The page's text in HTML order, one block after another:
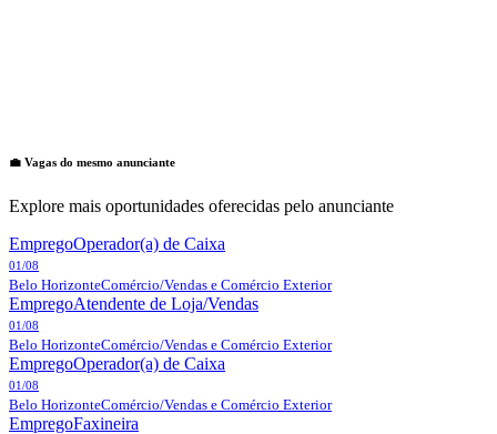
💼 Vagas do mesmo anunciante
Explore mais oportunidades oferecidas pelo anunciante
EmpregoOperador(a) de Caixa
01/08
Belo HorizonteComércio/Vendas e Comércio Exterior
EmpregoAtendente de Loja/Vendas
01/08
Belo HorizonteComércio/Vendas e Comércio Exterior
EmpregoOperador(a) de Caixa
01/08
Belo HorizonteComércio/Vendas e Comércio Exterior
EmpregoFaxineira